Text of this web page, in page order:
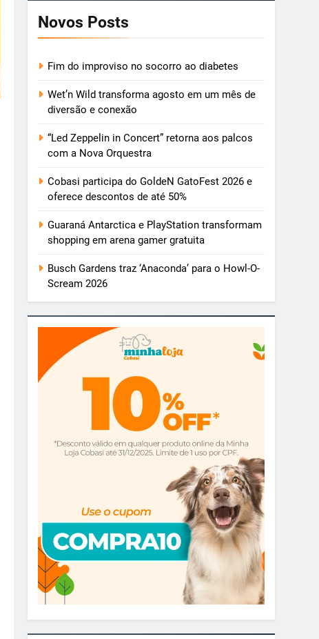
Novos Posts
Fim do improviso no socorro ao diabetes
Wet’n Wild transforma agosto em um mês de
diversão e conexão
“Led Zeppelin in Concert” retorna aos palcos
com a Nova Orquestra
Cobasi participa do GoldeN GatoFest 2026 e
oferece descontos de até 50%
Guaraná Antarctica e PlayStation transformam
shopping em arena gamer gratuita
Busch Gardens traz ‘Anaconda’ para o Howl-O-
Scream 2026